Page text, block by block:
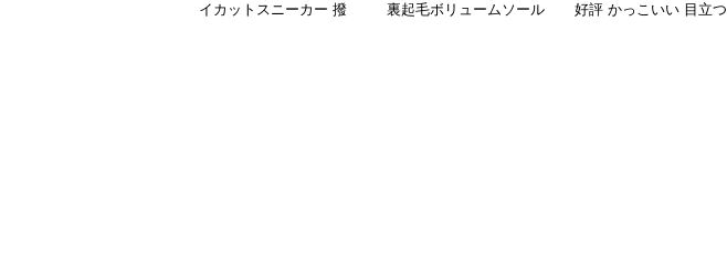
イカットスニーカー 撥
裏起毛ボリュームソール
好評 かっこいい 目立つ